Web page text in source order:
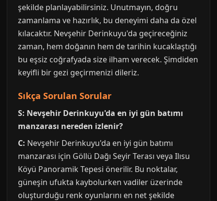
şekilde planlayabilirsiniz. Unutmayın, doğru
zamanlama ve hazırlık, bu deneyimi daha da özel
kılacaktır. Nevşehir Derinkuyu'da geçireceğiniz
zaman, hem doğanın hem de tarihin kucaklaştığı
bu eşsiz coğrafyada size ilham verecek. Şimdiden
keyifli bir gezi geçirmenizi dileriz.
Sıkça Sorulan Sorular
S: Nevşehir Derinkuyu'da en iyi gün batımı
manzarası nereden izlenir?
C: Nevşehir Derinkuyu'da en iyi gün batımı
manzarası için Göllü Dağı Seyir Terası veya Ilısu
Köyü Panoramik Tepesi önerilir. Bu noktalar,
güneşin ufukta kaybolurken vadiler üzerinde
oluşturduğu renk oyunlarını en net şekilde